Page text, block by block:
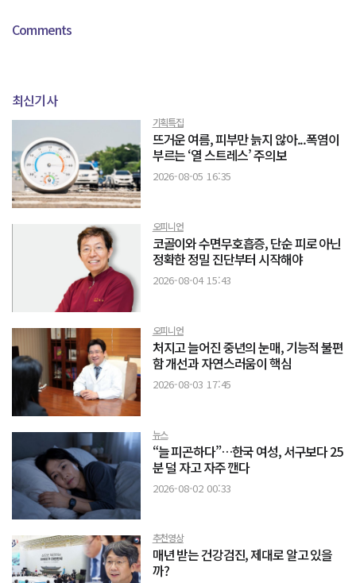
Comments
최신기사
기획특집
뜨거운 여름, 피부만 늙지 않아...폭염이
부르는 ‘열 스트레스’ 주의보
2026-08-05 16:35
오피니언
코골이와 수면무호흡증, 단순 피로 아닌
정확한 정밀 진단부터 시작해야
2026-08-04 15:43
오피니언
처지고 늘어진 중년의 눈매, 기능적 불편
함 개선과 자연스러움이 핵심
2026-08-03 17:45
뉴스
“늘 피곤하다”…한국 여성, 서구보다 25
분 덜 자고 자주 깬다
2026-08-02 00:33
추천영상
매년 받는 건강검진, 제대로 알고 있을
까?